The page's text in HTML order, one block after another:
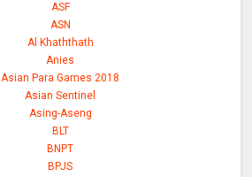
ASF
ASN
Al Khaththath
Anies
Asian Para Games 2018
Asian Sentinel
Asing-Aseng
BLT
BNPT
BPJS